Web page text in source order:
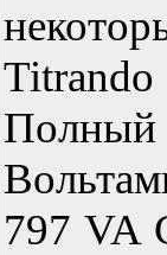
797 VA